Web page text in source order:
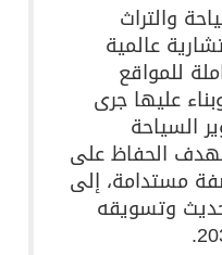
والتراث
عالمية
للمواقع
عليها جرى
السياحة
الحفاظ على
مستدامة، إلى
وتسويقه